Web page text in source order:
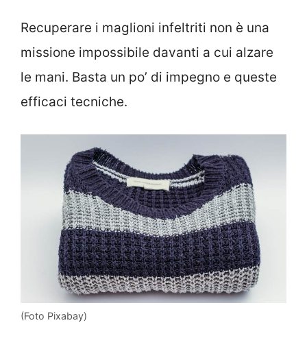
Recuperare i maglioni infeltriti non è una
missione impossibile davanti a cui alzare
le mani. Basta un po’ di impegno e queste
efficaci tecniche.
(Foto Pixabay)